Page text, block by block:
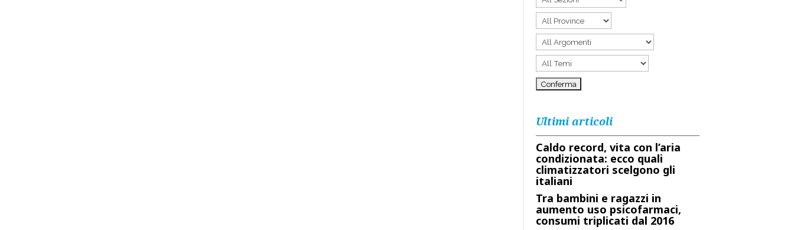
Ultimi articoli
Caldo record, vita con l’aria
condizionata: ecco quali
climatizzatori scelgono gli
italiani
Tra bambini e ragazzi in
aumento uso psicofarmaci,
consumi triplicati dal 2016